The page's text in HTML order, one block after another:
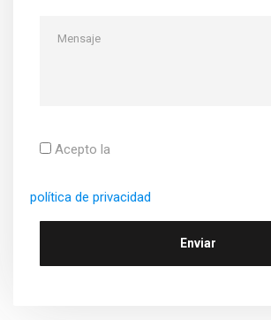
Acepto la
política de privacidad